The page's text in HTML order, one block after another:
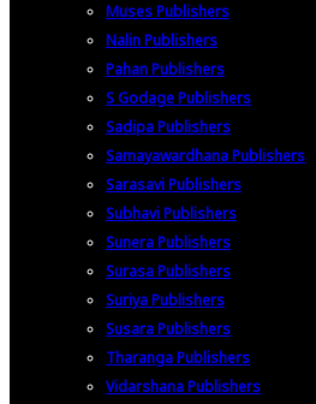
Muses Publishers
Nalin Publishers
Pahan Publishers
S Godage Publishers
Sadipa Publishers
Samayawardhana Publishers
Sarasavi Publishers
Subhavi Publishers
Sunera Publishers
Surasa Publishers
Suriya Publishers
Susara Publishers
Tharanga Publishers
Vidarshana Publishers